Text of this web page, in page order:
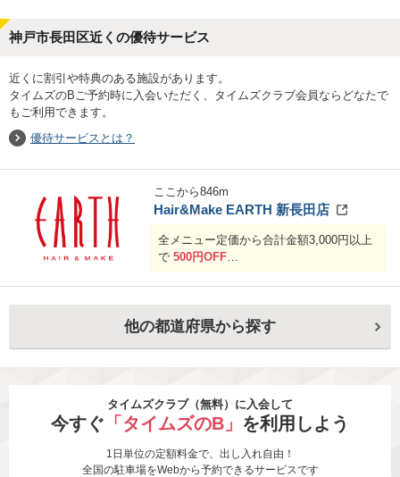
神戸市長田区近くの優待サービス
近くに割引や特典のある施設があります。
タイムズのBご予約時に入会いただく、タイムズクラブ会員ならどなたで
もご利用できます。
優待サービスとは？
ここから846m
Hair&Make EARTH 新長田店
全メニュー定価から合計金額3,000円以上
で 500円OFF
他の都道府県から探す
タイムズクラブ（無料）に入会して
今すぐ 「タイムズのB」 を利用しよう
1日単位の定額料金で、出し入れ自由！
全国の駐車場をWebから予約できるサービスです